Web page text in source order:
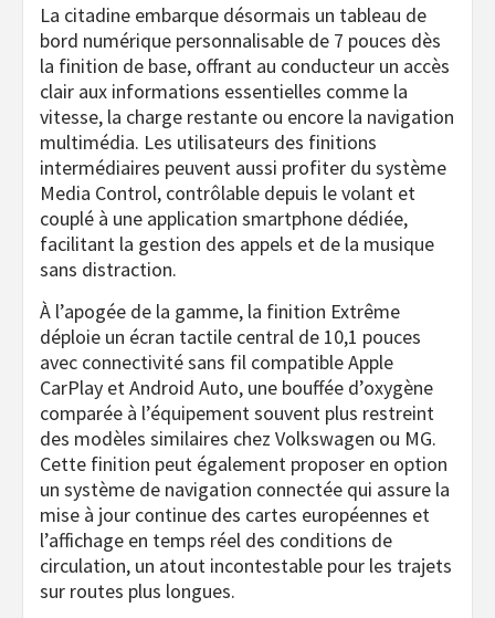
La citadine embarque désormais un tableau de
bord numérique personnalisable de 7 pouces dès
la finition de base, offrant au conducteur un accès
clair aux informations essentielles comme la
vitesse, la charge restante ou encore la navigation
multimédia. Les utilisateurs des finitions
intermédiaires peuvent aussi profiter du système
Media Control, contrôlable depuis le volant et
couplé à une application smartphone dédiée,
facilitant la gestion des appels et de la musique
sans distraction.
À l’apogée de la gamme, la finition Extrême
déploie un écran tactile central de 10,1 pouces
avec connectivité sans fil compatible Apple
CarPlay et Android Auto, une bouffée d’oxygène
comparée à l’équipement souvent plus restreint
des modèles similaires chez Volkswagen ou MG.
Cette finition peut également proposer en option
un système de navigation connectée qui assure la
mise à jour continue des cartes européennes et
l’affichage en temps réel des conditions de
circulation, un atout incontestable pour les trajets
sur routes plus longues.